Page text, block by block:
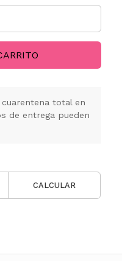
total en
de entrega pueden
CALCULAR